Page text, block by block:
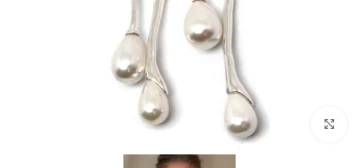
לחצי להגדלה